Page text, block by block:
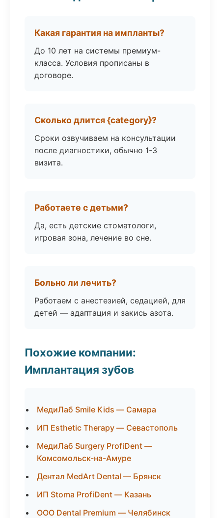
Какая гарантия на импланты?
До 10 лет на системы премиум-
класса. Условия прописаны в
договоре.
Сколько длится {category}?
Сроки озвучиваем на консультации
после диагностики, обычно 1-3
визита.
Работаете с детьми?
Да, есть детские стоматологи,
игровая зона, лечение во сне.
Больно ли лечить?
Работаем с анестезией, седацией, для
детей — адаптация и закись азота.
Похожие компании:
Имплантация зубов
МедиЛаб Smile Kids — Самара
ИП Esthetic Therapy — Севастополь
МедиЛаб Surgery ProfiDent —
Комсомольск-на-Амуре
Дентал MedArt Dental — Брянск
ИП Stoma ProfiDent — Казань
ООО Dental Premium — Челябинск